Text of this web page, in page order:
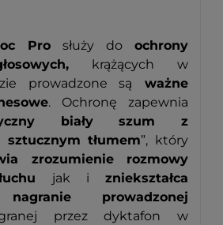
Pro służy do ochrony
krążących w
prowadzone są ważne
. Ochronę zapewnia
biały szum z
sztucznym tłumem”, który
zrozumienie rozmowy
jak i zniekształca
prowadzonej
przez dyktafon w